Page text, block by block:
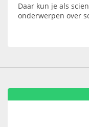
Daar kun je als
onderwerpen over